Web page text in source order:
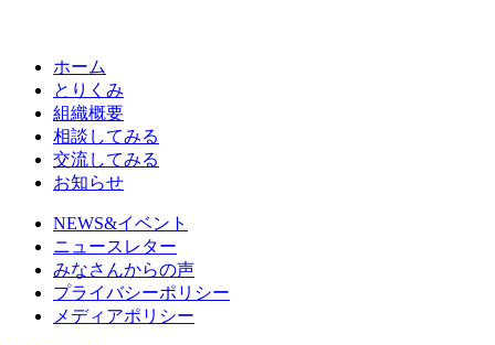
ホーム
とりくみ
組織概要
相談してみる
交流してみる
お知らせ
NEWS&イベント
ニュースレター
みなさんからの声
プライバシーポリシー
メディアポリシー